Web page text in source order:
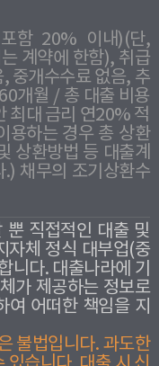
함 20% 이내)(단,
계약에 한함), 취급
중개수수료 없음, 추
개월 / 총 대출 비용
최대 금리 연20% 적
용하는 경우 총 상환
상환방법 등 대출계
.) 채무의 조기상환수
뿐 직접적인 대출 및
자체 정식 대부업(중
니다. 대출나라에 기
가 제공하는 정보로
여 어떠한 책임을 지
불법입니다. 과도한